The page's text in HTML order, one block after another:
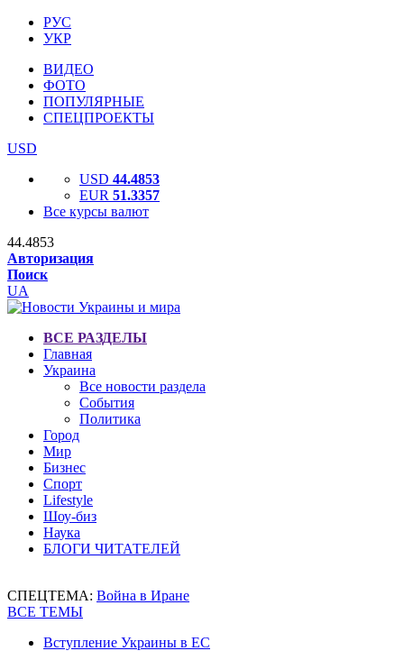
РУС
УКР
ВИДЕО
ФОТО
ПОПУЛЯРНЫЕ
СПЕЦПРОЕКТЫ
USD
USD 44.4853
EUR 51.3357
Все курсы валют
44.4853
Авторизация
Поиск
UA
ВСЕ РАЗДЕЛЫ
Главная
Украина
Все новости раздела
События
Политика
Город
Мир
Бизнес
Спорт
Lifestyle
Шоу-биз
Наука
БЛОГИ ЧИТАТЕЛЕЙ
СПЕЦТЕМА: Война в Иране
ВСЕ ТЕМЫ
Вступление Украины в ЕС